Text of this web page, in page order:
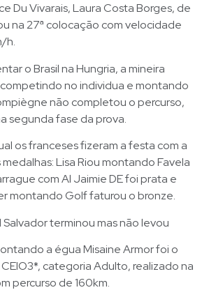
Du Vivarais, Laura Costa Borges, de
na 27ª colocação com velocidade
h.
o Brasil na Hungria, a mineira
no individua e montando
não completou o percurso,
segunda fase da prova.
os franceses fizeram a festa com a
Lisa Riou montando Favela
com Al Jaimie DE foi prata e
montando Golf faturou o bronze.
terminou mas não levou
a égua Misaine Armor foi o
categoria Adulto, realizado na
percurso de 160km.